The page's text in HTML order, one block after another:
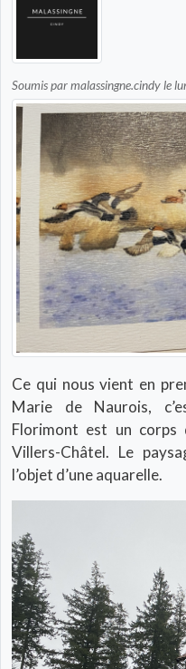
Soumis parmalassingne.cindyle
Ce qui nous vient en
Marie de Naurois,
Florimont est un corps
Villers-Châtel. Le
l’objet d’une aquarelle.